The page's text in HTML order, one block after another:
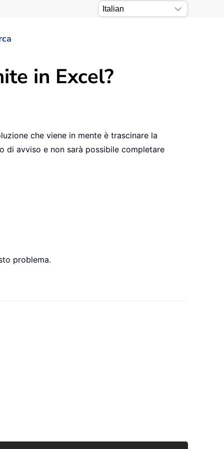
in Excel?
che viene in mente è trascinare la
di avviso e non sarà possibile completare
problema.